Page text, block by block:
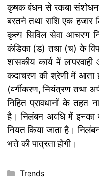
कृषक बंधन से रकबा संशोधन के
बरतने तथा राशि एक हजार
कृत्य सिविल सेवा आचरण
कंडिका (ड) तथा (च) के
शासकीय कार्य में
कदाचरण की श्रेणी में आता
(वर्गीकरण, नियंत्रण तथा
निहित प्रावधानों के तहत
है। निलंबन अवधि में इनका
नियत किया जाता है।
भत्ते की पात्रता होगी।
Categories
Trends